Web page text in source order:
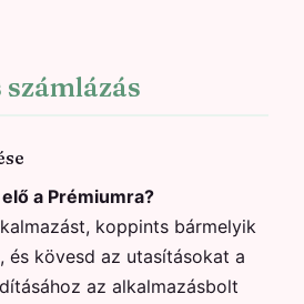
számlázás
a Prémiumra?
koppints bármelyik
és kövesd az utasításokat a
az alkalmazásbolt